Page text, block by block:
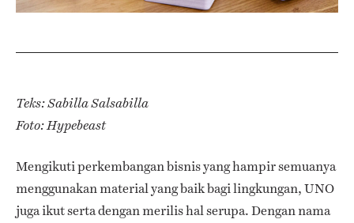
Teks: Sabilla Salsabilla
Foto: Hypebeast
Mengikuti perkembangan bisnis yang hampir semuanya
menggunakan material yang baik bagi lingkungan, UNO
juga ikut serta dengan merilis hal serupa. Dengan nama